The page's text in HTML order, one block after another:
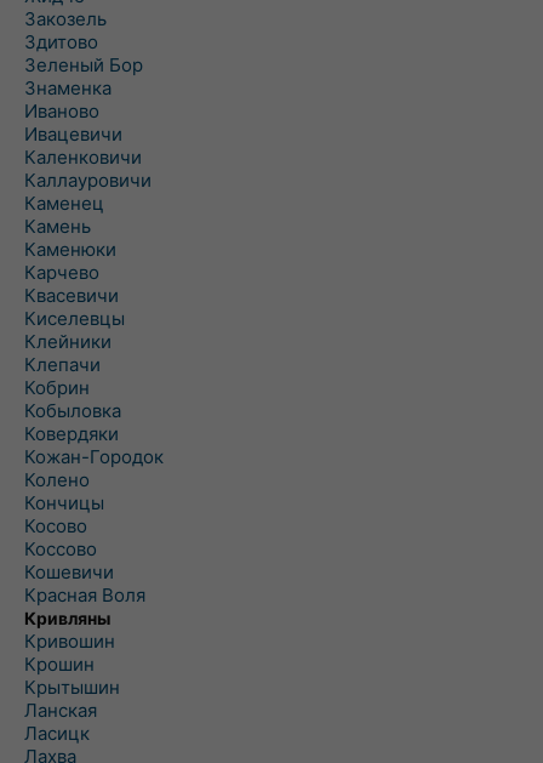
Закозель
Здитово
Зеленый Бор
Знаменка
Иваново
Ивацевичи
Каленковичи
Каллауровичи
Каменец
Камень
Каменюки
Карчево
Квасевичи
Киселевцы
Клейники
Клепачи
Кобрин
Кобыловка
Ковердяки
Кожан-Городок
Колено
Кончицы
Косово
Коссово
Кошевичи
Красная Воля
Кривляны
Кривошин
Крошин
Крытышин
Ланская
Ласицк
Лахва